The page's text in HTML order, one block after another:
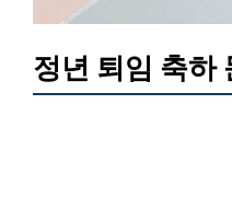
정년 퇴임 축하